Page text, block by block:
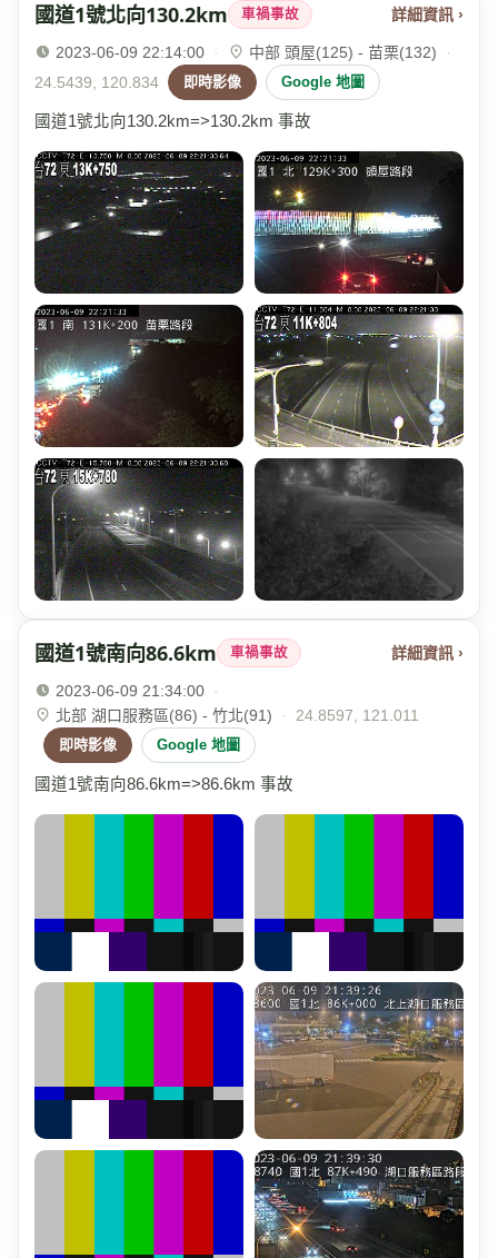
國道1號北向130.2km 車禍事故 詳細資訊 ›
2023-06-09 22:14:00 · 中部 頭屋(125) - 苗栗(132)
·
24.5439, 120.834
即時影像 Google 地圖
國道1號北向130.2km=>130.2km 事故
國道1號南向86.6km 車禍事故 詳細資訊 ›
2023-06-09 21:34:00
·
北部 湖口服務區(86) - 竹北(91)
· 24.8597, 121.011
即時影像 Google 地圖
國道1號南向86.6km=>86.6km 事故